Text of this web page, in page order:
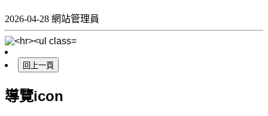
2026-04-28 網站管理員
導覽icon